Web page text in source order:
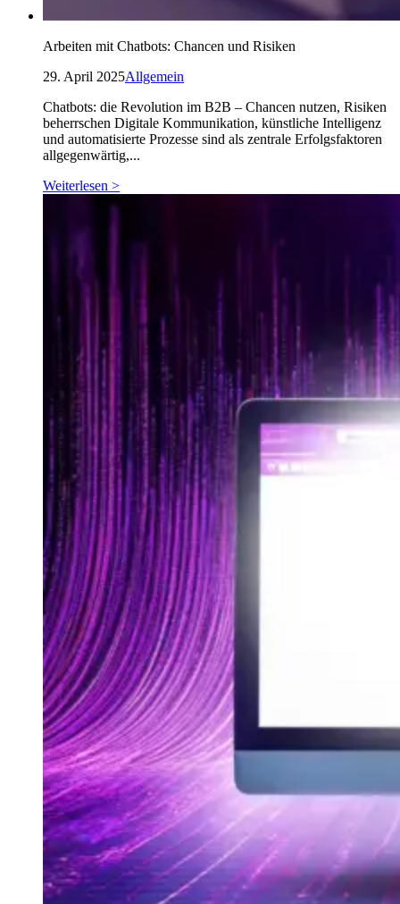
Arbeiten mit Chatbots: Chancen und Risiken
29. April 2025Allgemein
Chatbots: die Revolution im B2B – Chancen nutzen, Risiken
beherrschen Digitale Kommunikation, künstliche Intelligenz
und automatisierte Prozesse sind als zentrale Erfolgsfaktoren
allgegenwärtig,...
Weiterlesen >